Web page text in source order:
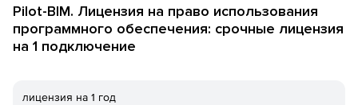
Pilot-BIM. Лицензия на право использования
программного обеспечения: срочные лицензия
на 1 подключение
лицензия на 1 год